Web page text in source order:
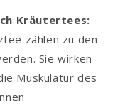
Kräutertees:
zählen zu den
Sie wirken
Muskulatur des